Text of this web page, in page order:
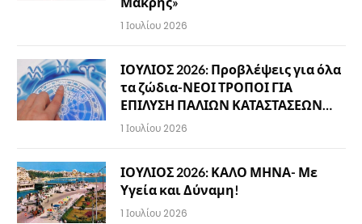
1 Ιουλίου 2026
ΙΟΥΛΙΟΣ 2026: Προβλέψεις για όλα
τα ζώδια-ΝΕΟΙ ΤΡΟΠΟΙ ΓΙΑ
ΕΠΙΛΥΣΗ ΠΑΛΙΩΝ ΚΑΤΑΣΤΑΣΕΩΝ…
1 Ιουλίου 2026
ΙΟΥΛΙΟΣ 2026: ΚΑΛΟ ΜΗΝΑ- Με
Υγεία και Δύναμη!
1 Ιουλίου 2026